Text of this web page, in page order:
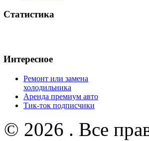
Статистика
Интересное
Ремонт или замена
холодильника
Аренда премиум авто
Тик-ток подписчики
© 2026 . Все